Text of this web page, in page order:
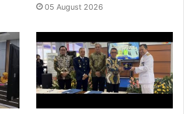
05 August 2026